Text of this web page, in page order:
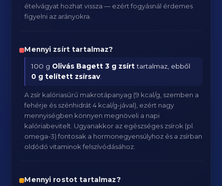
ételvágyat hozhat vissza — ezért fogyásnál érdemes
figyelni az arányokra.
Mennyi zsírt tartalmaz?
100 g Olivás Bagett 3 g zsírttartalmaz, ebből
0 g telített zsírsav
A zsír kalóriasűrű makrotápanyag (9 kcal/g, szemben a
fehérje és szénhidrát 4 kcal/g-jával), ezért nagy
mennyiségben könnyen megnöveli a napi
kalóriabevitelt. Ugyanakkor az egészséges zsírok (pl.
omega-3) fontosak a hormonegyensúlyhoz és a zsírban
oldódó vitaminok felszívódásához.
Mennyi rostot tartalmaz?